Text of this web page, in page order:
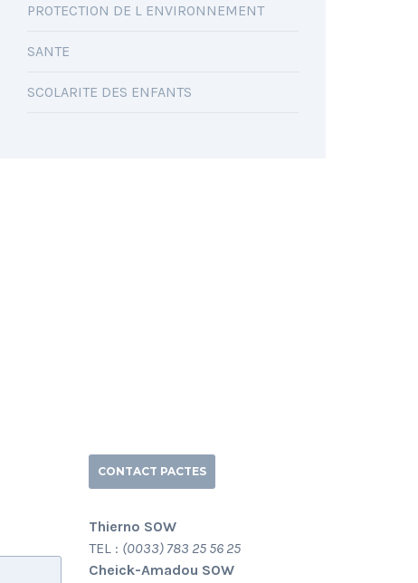
PROTECTION DE L ENVIRONNEMENT
SANTE
SCOLARITE DES ENFANTS
CONTACT PACTES
Thierno SOW
TEL : (0033) 783 25 56 25
Cheick-Amadou SOW